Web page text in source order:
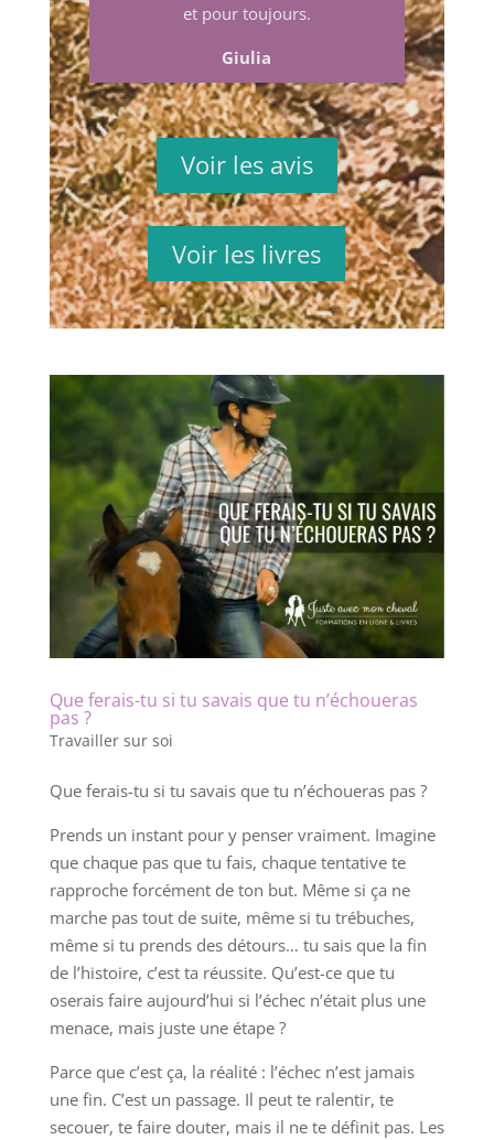
et pour toujours.
Giulia
Voir les avis
Voir les livres
Que ferais-tu si tu savais que tu n’échoueras
pas ?
Travailler sur soi
Que ferais-tu si tu savais que tu n’échoueras pas ?
Prends un instant pour y penser vraiment. Imagine
que chaque pas que tu fais, chaque tentative te
rapproche forcément de ton but. Même si ça ne
marche pas tout de suite, même si tu trébuches,
même si tu prends des détours… tu sais que la fin
de l’histoire, c’est ta réussite. Qu’est-ce que tu
oserais faire aujourd’hui si l’échec n’était plus une
menace, mais juste une étape ?
Parce que c’est ça, la réalité : l’échec n’est jamais
une fin. C’est un passage. Il peut te ralentir, te
secouer, te faire douter, mais il ne te définit pas. Les